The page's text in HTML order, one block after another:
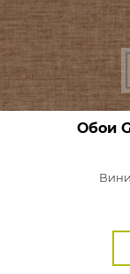
Обои